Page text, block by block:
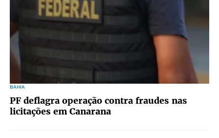
BAHIA
PF deflagra operação contra fraudes nas
licitações em Canarana